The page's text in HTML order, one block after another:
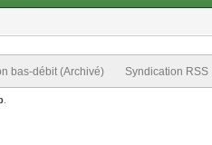
bas-débit (Archivé) Syndication RSS